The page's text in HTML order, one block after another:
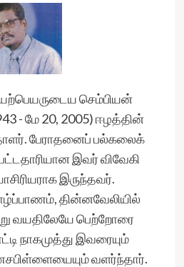
செம்பியன்
- மே 20, 2005) ஈழத்தின்
பேராதனைப் பல்கலைக்
இவர் விவேகி
இருந்தவர்.
தின்னவேலியில்
வயதிலேயே பெற்றோரை
நாகமுத்து இவரையும்
வளர்ந்தார்.